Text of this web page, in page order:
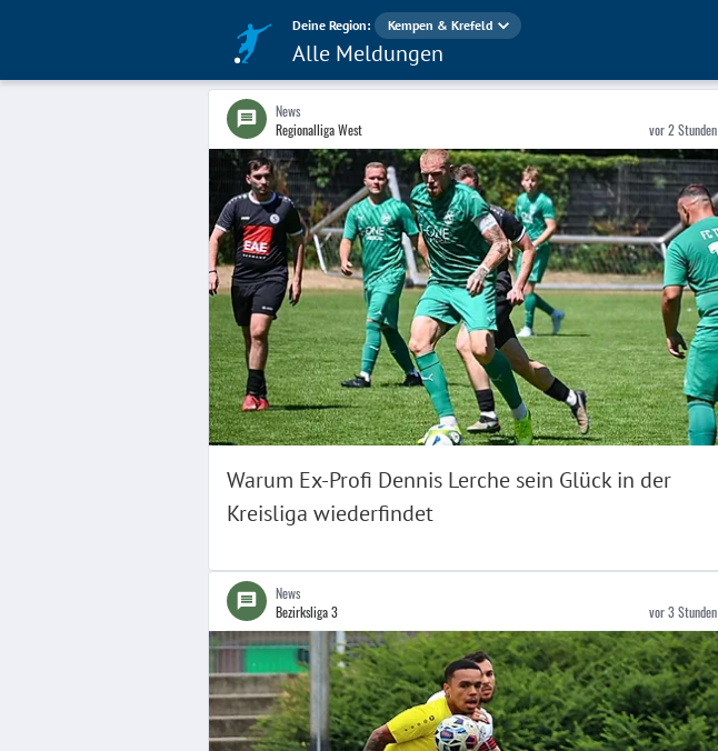
Deine Region: Kempen & Krefeld
Alle Meldungen
News
Regionalliga West
vor 2 Stunden
Warum Ex-Profi Dennis Lerche sein Glück in der
Kreisliga wiederfindet
News
Bezirksliga 3
vor 3 Stunden